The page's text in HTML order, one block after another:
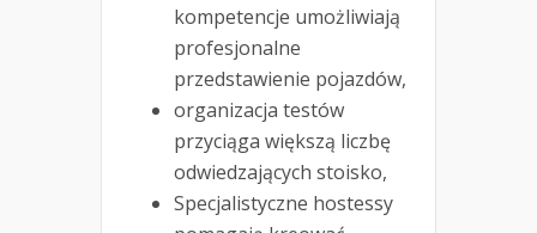
kompetencje umożliwiają
profesjonalne
przedstawienie pojazdów,
organizacja testów
przyciąga większą liczbę
odwiedzających stoisko,
Specjalistyczne hostessy